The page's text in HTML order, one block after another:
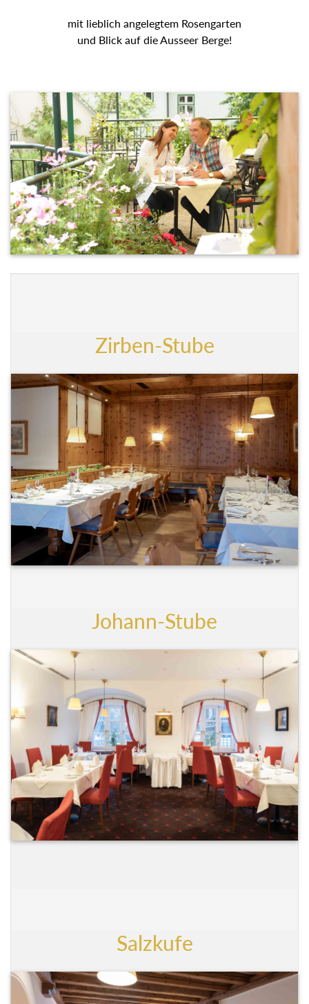
mit lieblich angelegtem Rosengarten
und Blick auf die Ausseer Berge!
Zirben-Stube
Johann-Stube
Salzkufe